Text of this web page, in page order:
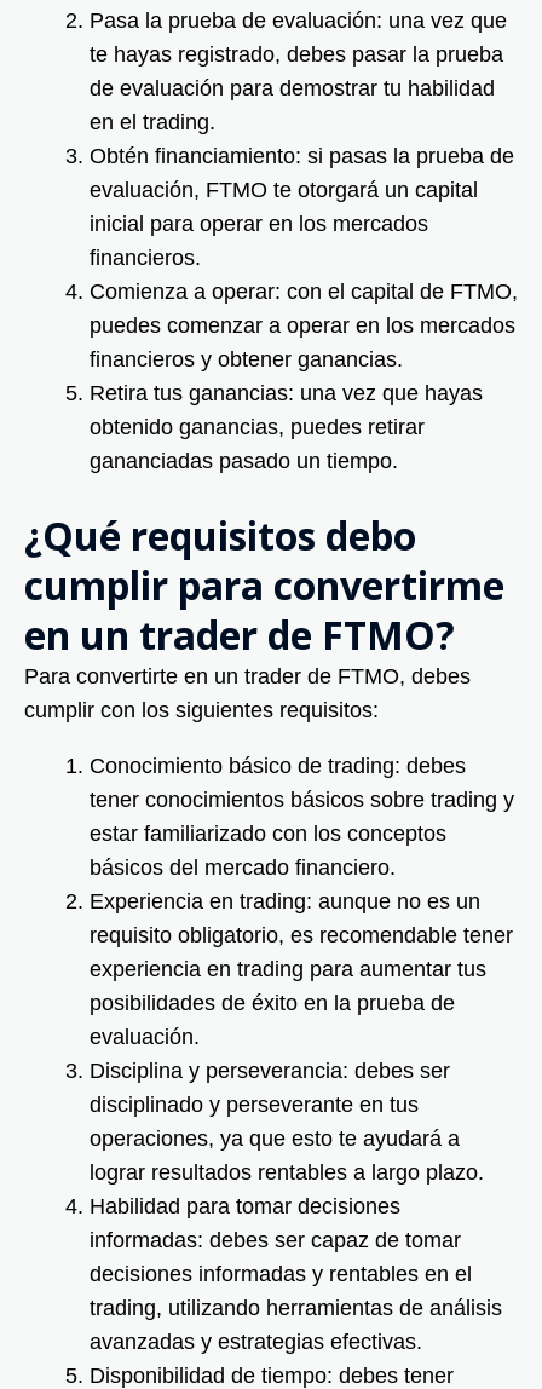
Pasa la prueba de evaluación: una vez que
te hayas registrado, debes pasar la prueba
de evaluación para demostrar tu habilidad
en el trading.
Obtén financiamiento: si pasas la prueba de
evaluación, FTMO te otorgará un capital
inicial para operar en los mercados
financieros.
Comienza a operar: con el capital de FTMO,
puedes comenzar a operar en los mercados
financieros y obtener ganancias.
Retira tus ganancias: una vez que hayas
obtenido ganancias, puedes retirar
gananciadas pasado un tiempo.
¿Qué requisitos debo
cumplir para convertirme
en un trader de FTMO?
Para convertirte en un trader de FTMO, debes
cumplir con los siguientes requisitos:
Conocimiento básico de trading: debes
tener conocimientos básicos sobre trading y
estar familiarizado con los conceptos
básicos del mercado financiero.
Experiencia en trading: aunque no es un
requisito obligatorio, es recomendable tener
experiencia en trading para aumentar tus
posibilidades de éxito en la prueba de
evaluación.
Disciplina y perseverancia: debes ser
disciplinado y perseverante en tus
operaciones, ya que esto te ayudará a
lograr resultados rentables a largo plazo.
Habilidad para tomar decisiones
informadas: debes ser capaz de tomar
decisiones informadas y rentables en el
trading, utilizando herramientas de análisis
avanzadas y estrategias efectivas.
Disponibilidad de tiempo: debes tener